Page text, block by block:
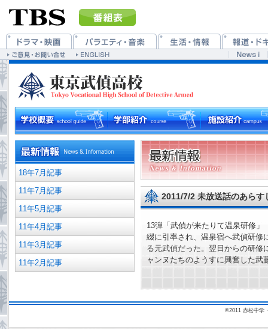
18年7月記事
11年7月記事
11年5月記事
11年4月記事
11年3月記事
11年2月記事
2011/7/2 未放送話のあらす
13弾「武偵が来たりて温泉研修」
綴に引率され、温泉宿へ武偵研修
る元武偵だった。翌日からの研修
ャンヌたちのようすに興奮した
©2011 赤松中学